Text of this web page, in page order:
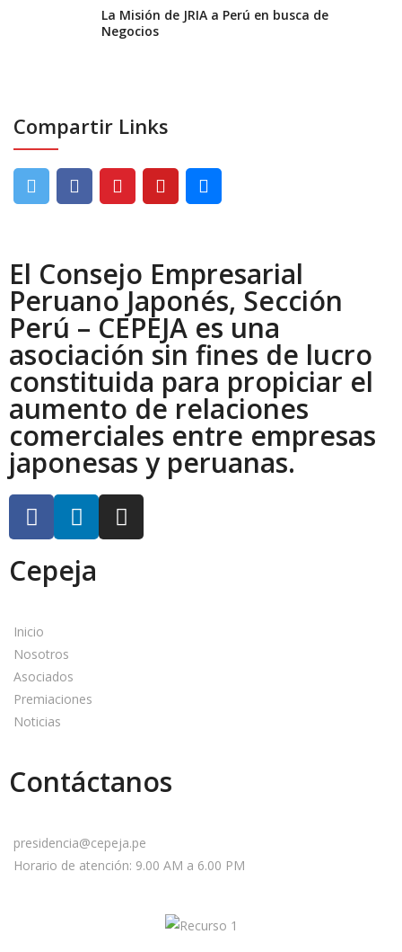
La Misión de JRIA a Perú en busca de
Negocios
Compartir Links
El Consejo Empresarial
Peruano Japonés, Sección
Perú – CEPEJA es una
asociación sin fines de lucro
constituida para propiciar el
aumento de relaciones
comerciales entre empresas
japonesas y peruanas.
Cepeja
Inicio
Nosotros
Asociados
Premiaciones
Noticias
Contáctanos
presidencia@cepeja.pe
Horario de atención: 9.00 AM a 6.00 PM